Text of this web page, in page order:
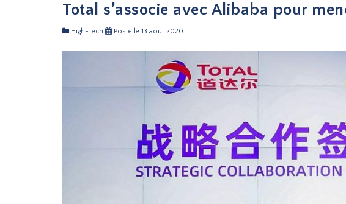
Total s’associe avec Alibaba pour
High-Tech Posté le 13 août 2020